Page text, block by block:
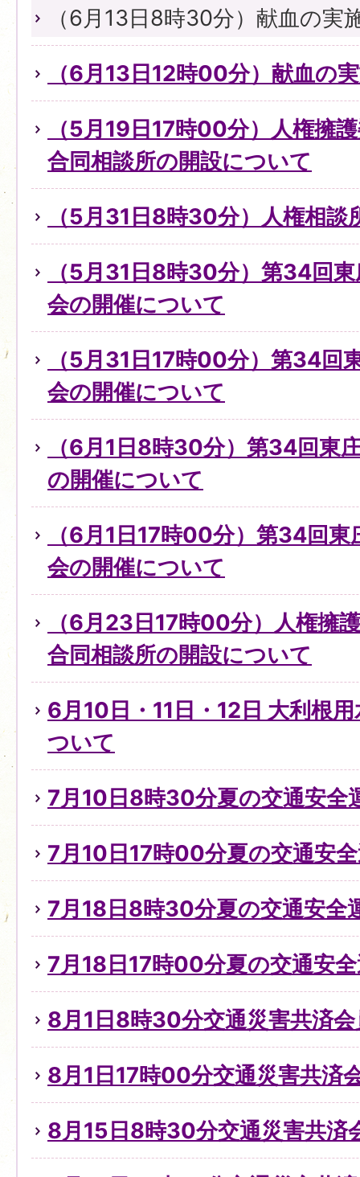
（6月13日8時30分）献血の実
（6月13日12時00分）献血の
（5月19日17時00分）人権擁
合同相談所の開設について
（5月31日8時30分）人権相
（5月31日8時30分）第34回
会の開催について
（5月31日17時00分）第34回
会の開催について
（6月1日8時30分）第34回東
の開催について
（6月1日17時00分）第34回
会の開催について
（6月23日17時00分）人権擁
合同相談所の開設について
6月10日・11日・12日 大利根
ついて
7月10日8時30分夏の交通安全
7月10日17時00分夏の交通安
7月18日8時30分夏の交通安全
7月18日17時00分夏の交通安
8月1日8時30分交通災害共済
8月1日17時00分交通災害共済
8月15日8時30分交通災害共済